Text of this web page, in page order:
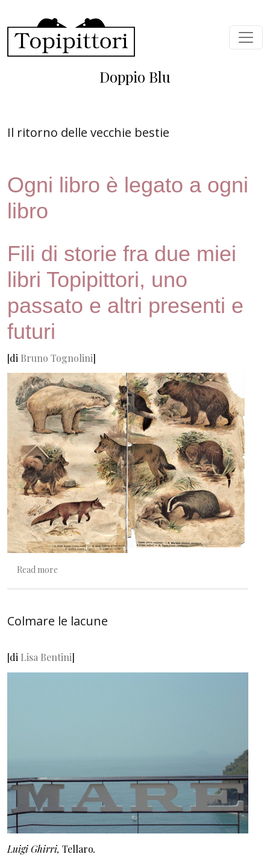
Doppio Blu
Il ritorno delle vecchie bestie
Ogni libro è legato a ogni
libro
Fili di storie fra due miei
libri Topipittori, uno
passato e altri presenti e
futuri
[di Bruno Tognolini]
Read more
Colmare le lacune
[di Lisa Bentini]
Luigi Ghirri, Tellaro.